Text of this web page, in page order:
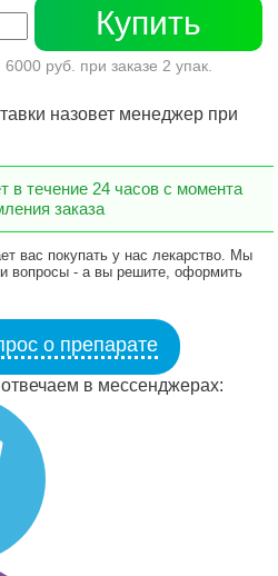
Купить
6000 руб. при заказе 2 упак.
назовет менеджер при
в течение 24 часов с момента
заказа
вас покупать у нас лекарство. Мы
вопросы - а вы решите, оформить
о препарате
в мессенджерах: